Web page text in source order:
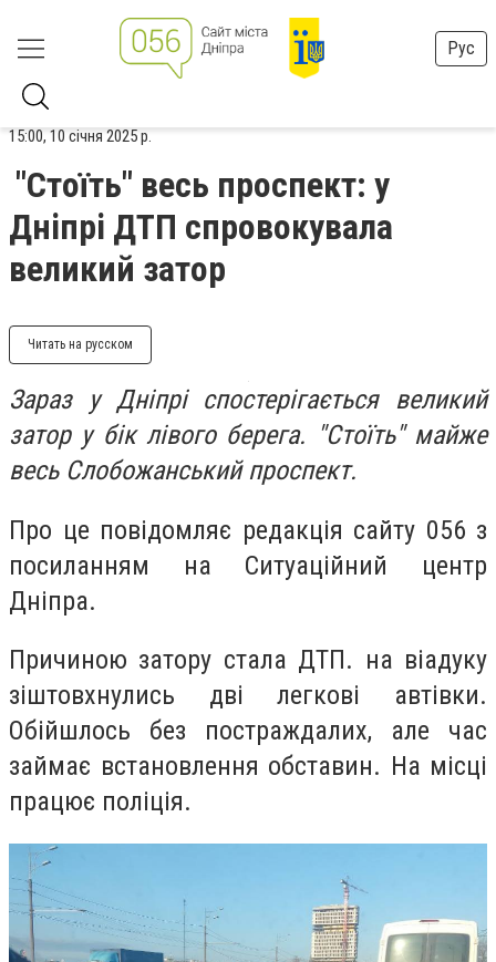
Рус
15:00, 10 січня 2025 р.
"Стоїть" весь проспект: у
Дніпрі ДТП спровокувала
великий затор
Читать на русском
Зараз у Дніпрі спостерігається великий
затор у бік лівого берега. "Стоїть" майже
весь Слобожанський проспект.
Про це повідомляє редакція сайту 056 з
посиланням на Ситуаційний центр
Дніпра.
Причиною затору стала ДТП. на віадуку
зіштовхнулись дві легкові автівки.
Обійшлось без постраждалих, але час
займає встановлення обставин. На місці
працює поліція.